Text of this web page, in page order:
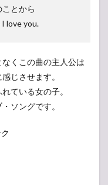
とから
I love you.
くこの曲の主人公は
じさせます。
ている女の子。
ソングです。